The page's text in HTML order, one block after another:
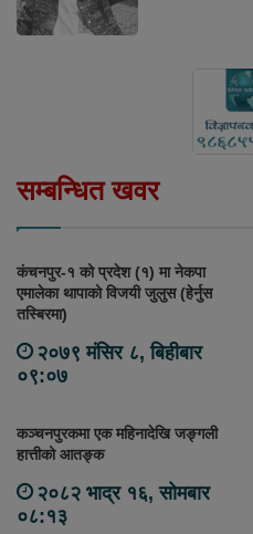
सम्बन्धित खवर
कंचनपुर-१ को प्रदेश (१) मा नेकपा
एमालेका थापाको विजयी जुलुस (हेर्नुस
तस्बिरमा)
२०७९ मंसिर ८, बिहीबार
०९:०७
कञ्चनपुरकमा एक महिनादेखि जङ्गली
हात्तीको आतङ्क
२०८२ भाद्र १६, सोमबार
०८:१३